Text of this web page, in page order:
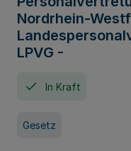
Nordrhein-
LPVG -
In Kraft
Gesetz